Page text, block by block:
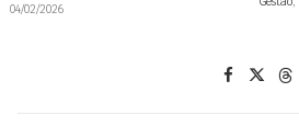
04/02/2026